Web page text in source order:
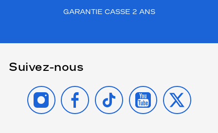
GARANTIE CASSE 2 ANS
Suivez-nous
INSTAGRAMFACEBOOK
TIKTOK YOUTUBE
X